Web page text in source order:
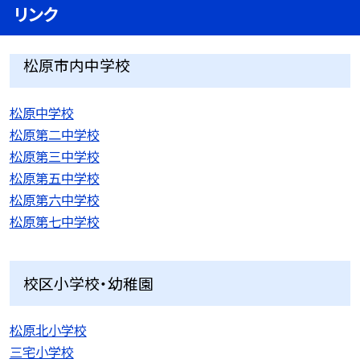
リンク
松原市内中学校
松原中学校
松原第二中学校
松原第三中学校
松原第五中学校
松原第六中学校
松原第七中学校
校区小学校・幼稚園
松原北小学校
三宅小学校